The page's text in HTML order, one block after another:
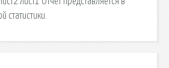
статистики.